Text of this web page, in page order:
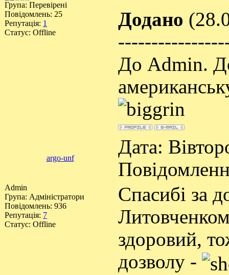
Група: Перевірені
Повідомлень: 25
Репутація: 1
Статус: Offline
Додано
До Admin.
argo-unf
Дата:
Admin
Група: Адміністратори
Повідомлень: 936
Репутація: 7
Статус: Offline
Спасибі за
здоровий,
дозволу -